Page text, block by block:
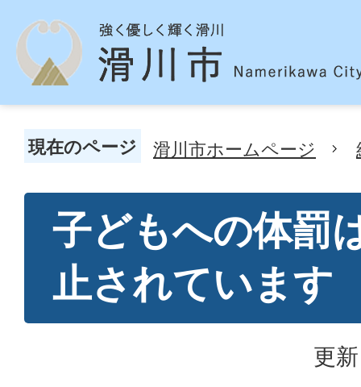
現在のページ 滑川市ホームページ
子どもへの体罰
止されています
更